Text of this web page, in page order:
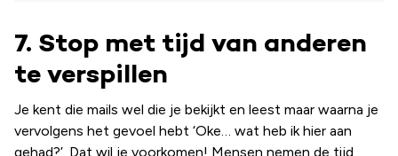
7. Stop met tijd van anderen
te verspillen
Je kent die mails wel die je bekijkt en leest maar waarna je
vervolgens het gevoel hebt ‘Oke… wat heb ik hier aan
gehad?’. Dat wil je voorkomen! Mensen nemen de tijd